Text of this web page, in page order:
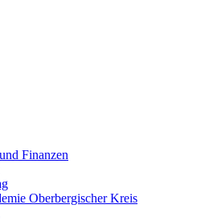
Finanzen
Oberbergischer Kreis